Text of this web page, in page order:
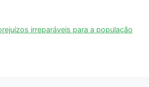
irreparáveis para a população